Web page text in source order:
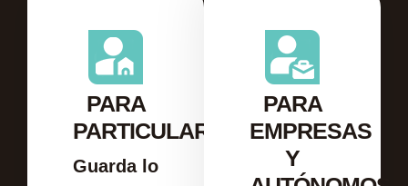
PARA
PARTICULARES
Guarda lo
PARA
EMPRESAS
Y